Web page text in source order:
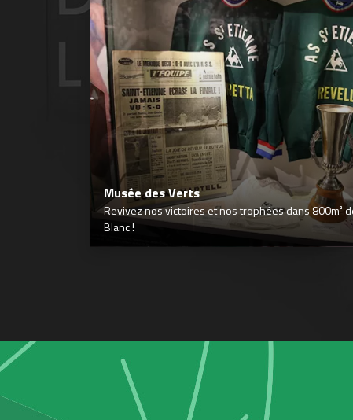
Musée des Verts
Revivez nos victoires et nos trophées dans 800m²
Blanc !